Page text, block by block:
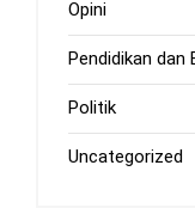
Opini
Pendidikan dan
Politik
Uncategorized